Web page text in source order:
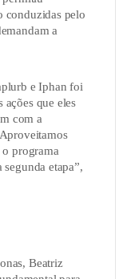
conduzidas pelo
a
e Iphan foi
ações que eles
com a
o programa
segunda etapa”,
Beatriz